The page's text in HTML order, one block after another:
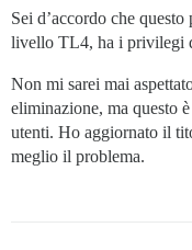
Sei d’accordo che
livello TL4, ha i privilegi
Non mi sarei mai
eliminazione, ma questo
utenti. Ho aggiornato il
meglio il problema.